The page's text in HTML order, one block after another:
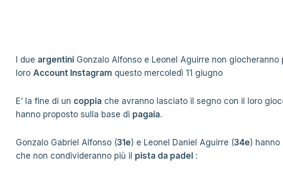
I due argentini Gonzalo Alfonso e Leonel Aguirre non giocheranno
loro Account Instagram questo mercoledì 11 giugno
E’ la fine di un coppia che avranno lasciato il segno con il loro
hanno proposto sulla base di pagaia.
Gonzalo Gabriel Alfonso (31e) e Leonel Daniel Aguirre (34e)
che non condivideranno più il pista da padel :